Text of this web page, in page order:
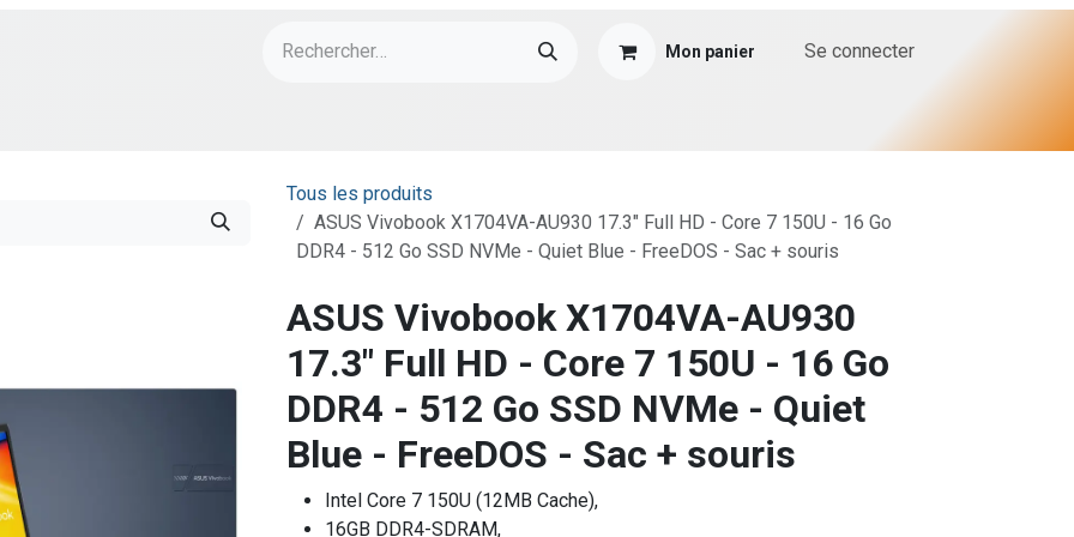
Mon panier Se connecter
Tous les produits
ASUS Vivobook X1704VA-AU930 17.3" Full HD - Core 7 150U - 16 Go
DDR4 - 512 Go SSD NVMe - Quiet Blue - FreeDOS - Sac + souris
ASUS Vivobook X1704VA-AU930
17.3" Full HD - Core 7 150U - 16 Go
DDR4 - 512 Go SSD NVMe - Quiet
Blue - FreeDOS - Sac + souris
Intel Core 7 150U (12MB Cache),
16GB DDR4-SDRAM,